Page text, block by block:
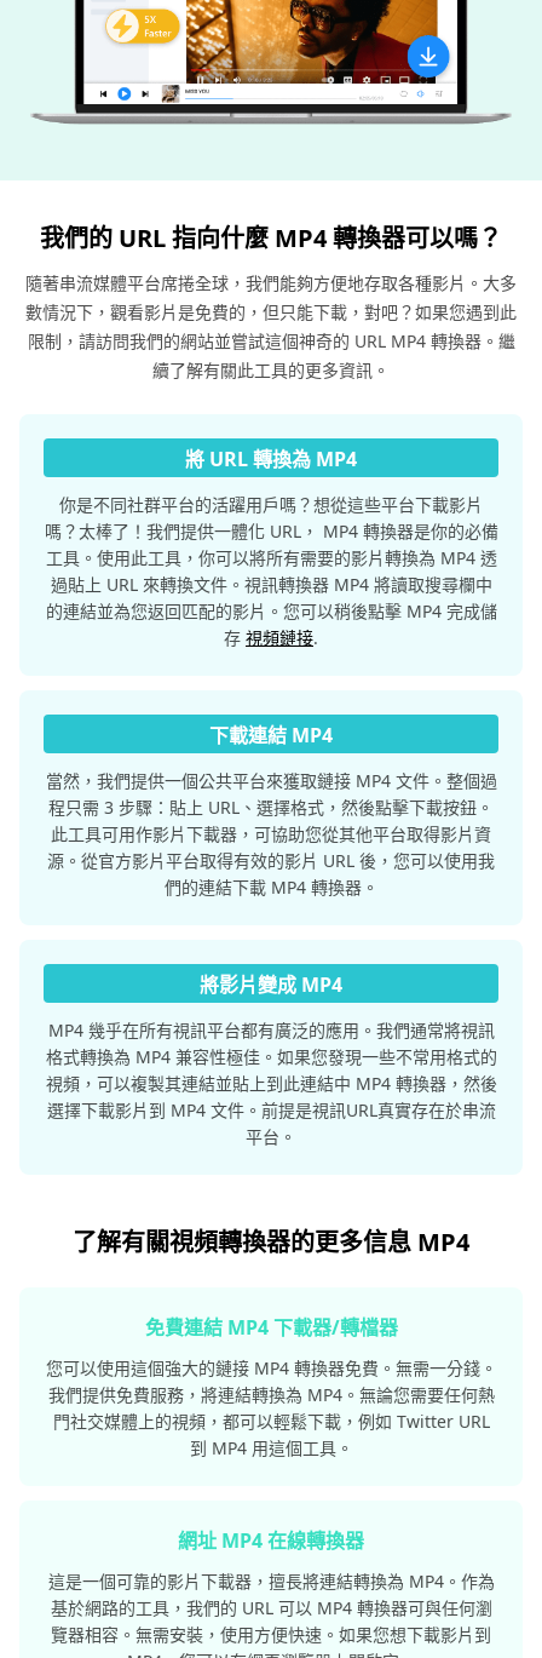
我們的 URL 指向什麼 MP4 轉換器可以嗎？
隨著串流媒體平台席捲全球，我們能夠方便地存取各種影片。大多
數情況下，觀看影片是免費的，但只能下載，對吧？如果您遇到此
限制，請訪問我們的網站並嘗試這個神奇的 URL MP4 轉換器。繼
續了解有關此工具的更多資訊。
將 URL 轉換為 MP4
你是不同社群平台的活躍用戶嗎？想從這些平台下載影片
嗎？太棒了！我們提供一體化 URL， MP4 轉換器是你的必備
工具。使用此工具，你可以將所有需要的影片轉換為 MP4 透
過貼上 URL 來轉換文件。視訊轉換器 MP4 將讀取搜尋欄中
的連結並為您返回匹配的影片。您可以稍後點擊 MP4 完成儲
存 視頻鏈接.
下載連結 MP4
當然，我們提供一個公共平台來獲取鏈接 MP4 文件。整個過
程只需 3 步驟：貼上 URL、選擇格式，然後點擊下載按鈕。
此工具可用作影片下載器，可協助您從其他平台取得影片資
源。從官方影片平台取得有效的影片 URL 後，您可以使用我
們的連結下載 MP4 轉換器。
將影片變成 MP4
MP4 幾乎在所有視訊平台都有廣泛的應用。我們通常將視訊
格式轉換為 MP4 兼容性極佳。如果您發現一些不常用格式的
視頻，可以複製其連結並貼上到此連結中 MP4 轉換器，然後
選擇下載影片到 MP4 文件。前提是視訊URL真實存在於串流
平台。
了解有關視頻轉換器的更多信息 MP4
免費連結 MP4 下載器/轉檔器
您可以使用這個強大的鏈接 MP4 轉換器免費。無需一分錢。
我們提供免費服務，將連結轉換為 MP4。無論您需要任何熱
門社交媒體上的視頻，都可以輕鬆下載，例如 Twitter URL
到 MP4 用這個工具。
網址 MP4 在線轉換器
這是一個可靠的影片下載器，擅長將連結轉換為 MP4。作為
基於網路的工具，我們的 URL 可以 MP4 轉換器可與任何瀏
覽器相容。無需安裝，使用方便快速。如果您想下載影片到